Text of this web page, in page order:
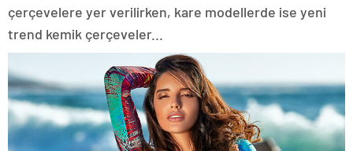
çerçevelere yer verilirken, kare modellerde ise yeni
trend kemik çerçeveler...